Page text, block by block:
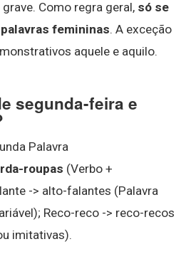
Como regra geral, só se
femininas. A exceção
aquele e aquilo.
segunda-feira e
Palavra
roupas (Verbo +
-> alto-falantes (Palavra
Reco-reco -> reco-recos
imitativas).